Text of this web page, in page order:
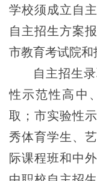
学校须成立自
自主招生方案
市教育考试院和
自主招生
性示范性高中
取； 市实验性
秀体育学生、
际课程班和中